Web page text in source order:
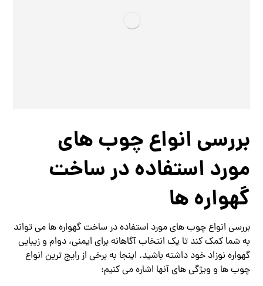
بررسی انواع چوب های
مورد استفاده در ساخت
گهواره ها
بررسی انواع چوب های مورد استفاده در ساخت گهواره ها می تواند
به شما کمک کند تا یک انتخاب آگاهانه برای ایمنی، دوام و زیبایی
گهواره نوزاد خود داشته باشید. اینجا به برخی از رایج ترین انواع
چوب ها و ویژگی های آنها اشاره می کنیم: